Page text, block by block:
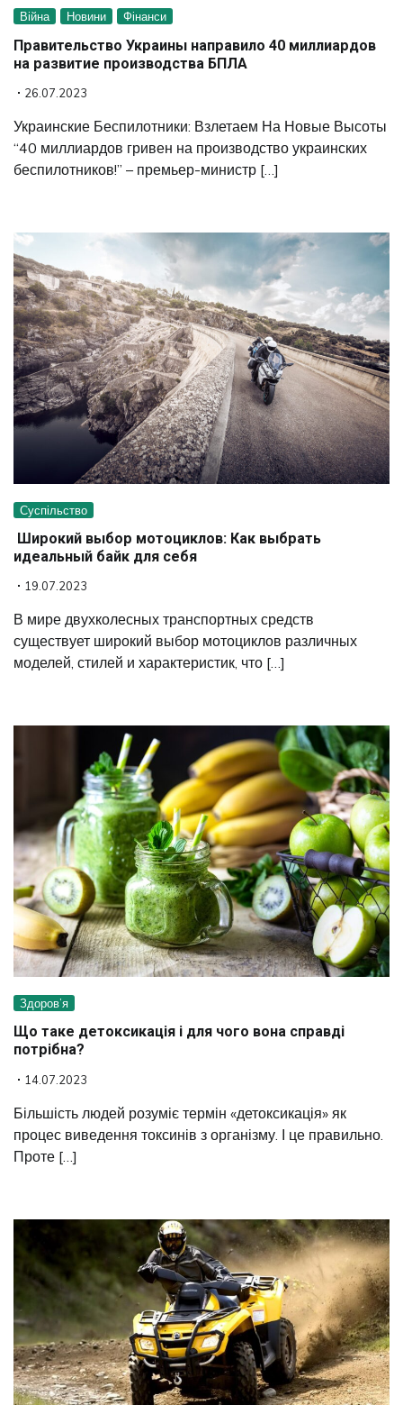
Війна Новини Фінанси
Правительство Украины направило 40 миллиардов
на развитие производства БПЛА
26.07.2023
Украинские Беспилотники: Взлетаем На Новые Высоты
“40 миллиардов гривен на производство украинских
беспилотников!” – премьер-министр […]
Суспільство
Широкий выбор мотоциклов: Как выбрать
идеальный байк для себя
19.07.2023
В мире двухколесных транспортных средств
существует широкий выбор мотоциклов различных
моделей, стилей и характеристик, что […]
Здоров’я
Що таке детоксикація і для чого вона справді
потрібна?
14.07.2023
Більшість людей розуміє термін «детоксикація» як
процес виведення токсинів з організму. І це правильно.
Проте […]